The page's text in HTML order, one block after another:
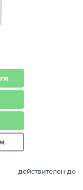
действителен до